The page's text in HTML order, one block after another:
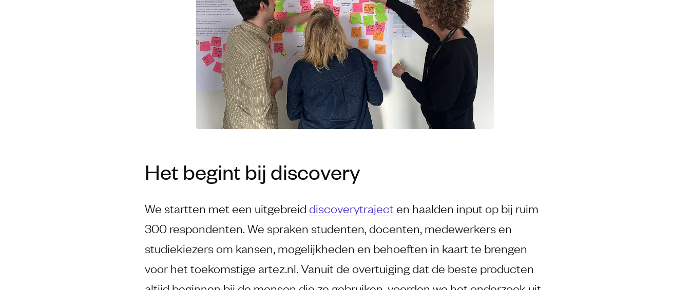
Het begint bij discovery
We startten met een uitgebreid discoverytrajecten haalden input op bij ruim
300 respondenten. We spraken studenten, docenten, medewerkers en
studiekiezers om kansen, mogelijkheden en behoeften in kaart te brengen
voor het toekomstige artez.nl. Vanuit de overtuiging dat de beste producten